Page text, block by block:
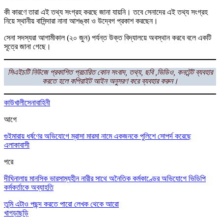
কী কারণে তারা এই তথ্য সংগ্রহ করছে জানা যায়নি। তবে সেনাদের এই তথ্য সংগ্রহ
নিয়ে স্থানীয় বাসিন্দারা নানা আশঙ্কা ও উদ্বেগ প্রকাশ করছেন।
সেনা সদস্যরা আগামীকাল (২০ জুন) পর্যন্ত উক্ত বিদ্যালয়ে অবস্থান করবে বলে একটি
সূত্রে জানা গেছে।
সিএইচটি নিউজে প্রকাশিত প্রচারিত কোন সংবাদ, তথ্য, ছবি ,ভিডিও, কনটেন্ট ব্যবহার
করতে হলে কপিরাইট আইন অনুসরণ করে ব্যবহার করুন।
কাউখালীসেনাবাহিনী
আগে
গুইমারায় ধর্ষণের অভিযোগে ম্রাসা মারমা নামে একজনকে পুলিশে সোপর্দ করেছে
এলাকাবাসী
পরে
দীঘিনালায় মানসিক ভারসাম্যহীন নারীর সাথে অনৈতিক কর্মকাণ্ডের অভিযোগে ভিডিপি
কর্মকর্তাকে অব্যাহতি
তুমি এটাও পছন্দ করতে পারো লেখক থেকে আরো
খাগড়াছড়ি